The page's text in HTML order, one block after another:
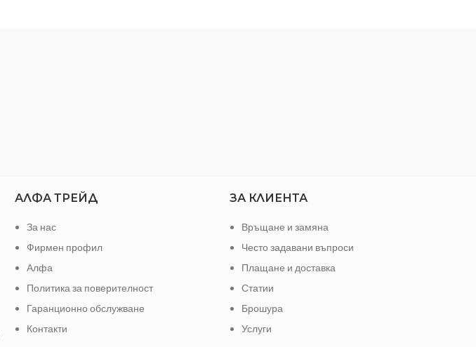
АЛФА ТРЕЙД
За нас
Фирмен профил
Алфа
Политика за поверителност
Гаранционно обслужване
Контакти
ЗА КЛИЕНТА
Връщане и замяна
Често задавани въпроси
Плащане и доставка
Статии
Брошура
Услуги